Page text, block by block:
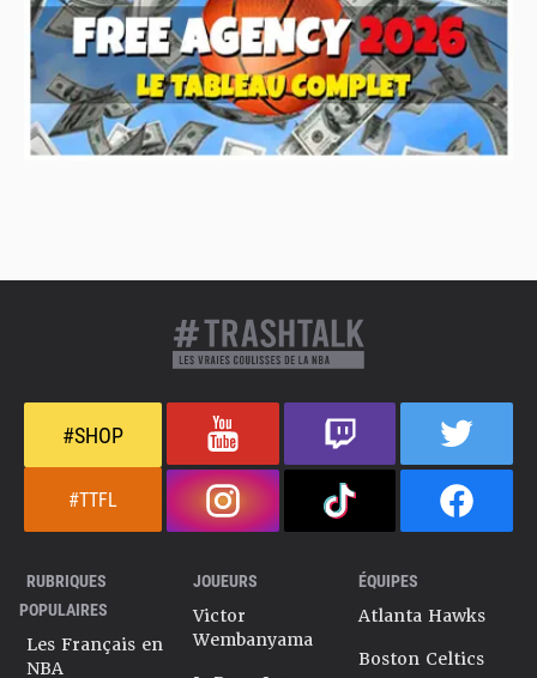
#SHOP
#TTFL
RUBRIQUES
POPULAIRES
Les Français en
NBA
JOUEURS
Victor
Wembanyama
ÉQUIPES
Atlanta Hawks
Boston Celtics